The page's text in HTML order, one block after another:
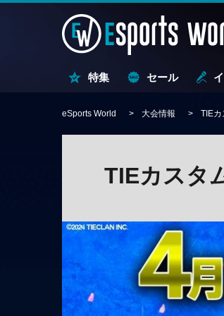
特集 セール
eSports World 大会情報 TIEカ
TIEカスタ